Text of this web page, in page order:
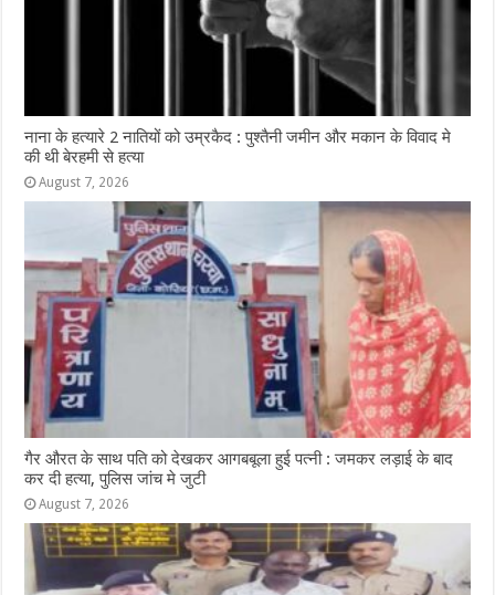
नाना के हत्यारे 2 नातियों को उम्रकैद : पुश्तैनी जमीन और मकान के विवाद मे
की थी बेरहमी से हत्या
August 7, 2026
गैर औरत के साथ पति को देखकर आगबबूला हुई पत्नी : जमकर लड़ाई के बाद
कर दी हत्या, पुलिस जांच मे जुटी
August 7, 2026